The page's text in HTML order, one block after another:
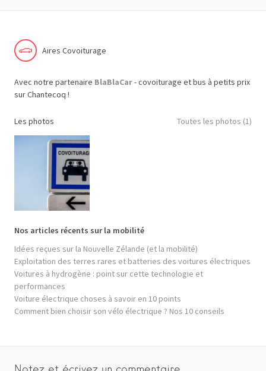
Aires Covoiturage
Avec notre partenaire BlaBlaCar- covoiturage et bus à petits prix
sur Chantecoq !
Les photos Toutes les photos (1)
Nos articles récents sur la mobilité
Idées reçues sur la Nouvelle Zélande (et la mobilité)
Exploitation des terres rares et batteries des voitures électriques
Voitures à hydrogène : point sur cette technologie et
performances
Voiture électrique choses à savoir en 10 points
Comment bien choisir son vélo électrique ? Nos 10 conseils